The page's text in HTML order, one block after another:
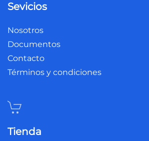
Sevicios
Nosotros
Documentos
Contacto
Términos y condiciones
Tienda